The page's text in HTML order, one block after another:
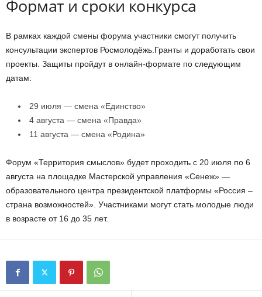
Формат и сроки конкурса
В рамках каждой смены форума участники смогут получить
консультации экспертов Росмолодёжь.Гранты и доработать свои
проекты. Защиты пройдут в онлайн-формате по следующим
датам:
29 июля — смена «Единство»
4 августа — смена «Правда»
11 августа — смена «Родина»
Форум «Территория смыслов» будет проходить с 20 июля по 6
августа на площадке Мастерской управления «Сенеж» —
образовательного центра президентской платформы «Россия –
страна возможностей». Участниками могут стать молодые люди
в возрасте от 16 до 35 лет.